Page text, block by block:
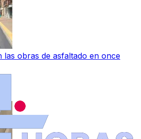
las obras de asfaltado en once